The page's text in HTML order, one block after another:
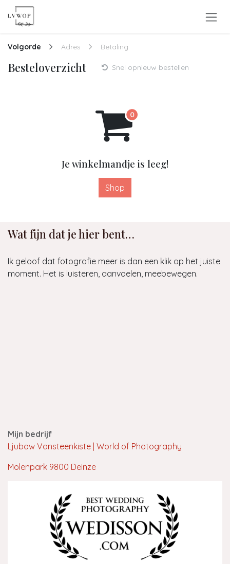
Overslaan naar inhoud
Volgorde Adres Betaling
Besteloverzicht Snel opnieuw bestellen
Je winkelmandje is leeg!
Shop
Wat fijn dat je hier bent…
Ik geloof dat fotografie meer is dan een klik op het juiste
moment. Het is luisteren, aanvoelen, meebewegen.
Mijn bedrijf
Ljubow Vansteenkiste | World of Photography
Molenpark 9800 Deinze